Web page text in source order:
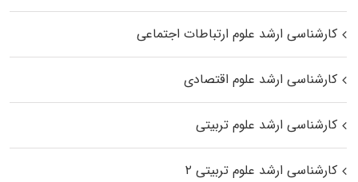
کارشناسی ارشد علوم ارتباطات اجتماعی
کارشناسی ارشد علوم اقتصادی
کارشناسی ارشد علوم تربیتی
کارشناسی ارشد علوم تربیتی ۲